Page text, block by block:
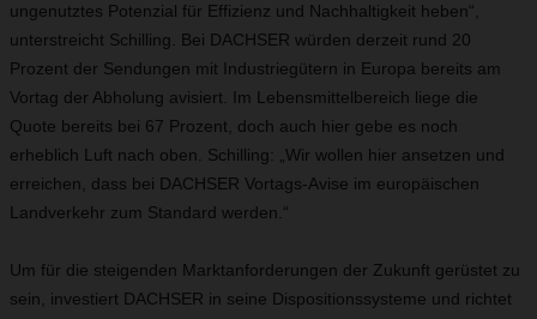
ungenutztes Potenzial für Effizienz und Nachhaltigkeit heben“,
unterstreicht Schilling. Bei DACHSER würden derzeit rund 20
Prozent der Sendungen mit Industriegütern in Europa bereits am
Vortag der Abholung avisiert. Im Lebensmittelbereich liege die
Quote bereits bei 67 Prozent, doch auch hier gebe es noch
erheblich Luft nach oben. Schilling: „Wir wollen hier ansetzen und
erreichen, dass bei DACHSER Vortags-Avise im europäischen
Landverkehr zum Standard werden.“
Um für die steigenden Marktanforderungen der Zukunft gerüstet zu
sein, investiert DACHSER in seine Dispositionssysteme und richtet